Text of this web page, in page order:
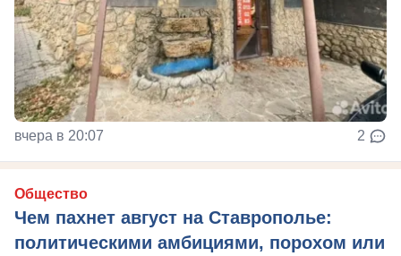
вчера в 20:07 2
Общество
Чем пахнет август на Ставрополье:
политическими амбициями, порохом или